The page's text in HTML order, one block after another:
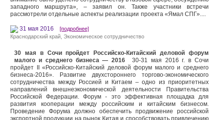
западного маршрута», – заявил он. Также участники встречи
рассмотрели отдельные аспекты реализации проекта «Ямал СПГ»....
31 мая 2016 [подробнее]
Краснодарский край Экономическое сотрудничество
30 мая в Сочи пройдет Российско-Китайский деловой форум
малого и среднего бизнеса — 2016 30-31 мая 2016 г. в Сочи
пройдет II «Российско-Китайский деловой форум малого и среднего
бизнеса-2016». Развитие двухстороннего торгово-экономического
сотрудничества между Россией и Китаем – одно из приоритетных
направлений внешнеэкономической деятельности Правительства
Российской Федерации. Форум - это эффективная площадка для
развития кооперации между российским и китайским бизнесом.
Проведение Форума должно обеспечить продвижение российской
экспортной продукции на рынок Китая и способствовать привлечению